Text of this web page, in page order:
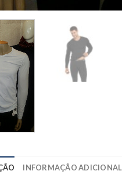
INFORMAÇÃO ADICIONAL